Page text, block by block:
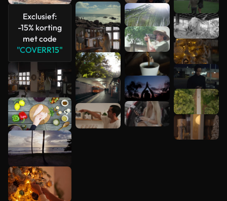
Exclusief:
-15% korting
met code
"COVERR15"
bekijken